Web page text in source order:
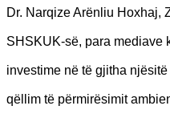
Dr. Narqize Arënliu Hoxhaj,
SHSKUK-së, para mediave
investime në të gjitha
qëllim të përmirësimit